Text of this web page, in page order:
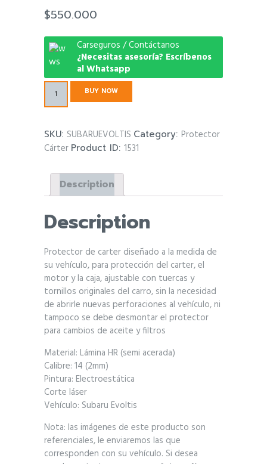
$550.000
Carseguros / Contáctanos
¿Necesitas asesoría? Escríbenos
al Whatsapp
Protector
Carter
Evoltis
quantity
BUY NOW
SKU: SUBARUEVOLTIS Category: Protector
Cárter Product ID: 1531
Description
Description
Protector de carter diseñado a la medida de
su vehículo, para protección del carter, el
motor y la caja, ajustable con tuercas y
tornillos originales del carro, sin la necesidad
de abrirle nuevas perforaciones al vehículo, ni
tampoco se debe desmontar el protector
para cambios de aceite y filtros
Material: Lámina HR (semi acerada)
Calibre: 14 (2mm)
Pintura: Electroestática
Corte láser
Vehículo: Subaru Evoltis
Nota: las imágenes de este producto son
referenciales, le enviaremos las que
corresponden con su vehículo. Si desea